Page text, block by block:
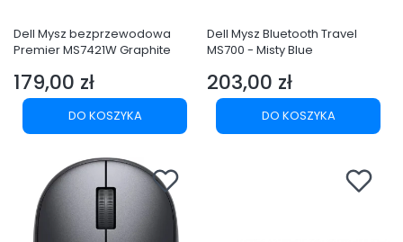
Dell Mysz bezprzewodowa
Premier MS7421W Graphite
Cena
179,00 zł
DO KOSZYKA
Dell Mysz Bluetooth Travel
MS700 - Misty Blue
Cena
203,00 zł
DO KOSZYKA